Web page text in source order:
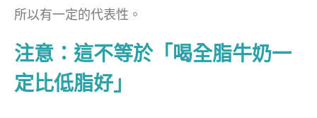
所以有一定的代表性。
注意：這不等於「喝全脂牛奶一
定比低脂好」